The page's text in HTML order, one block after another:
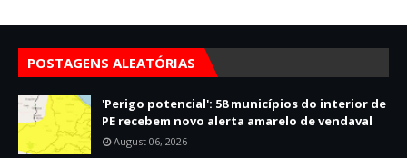
POSTAGENS ALEATÓRIAS
'Perigo potencial': 58 municípios do interior de
PE recebem novo alerta amarelo de vendaval
August 06, 2026